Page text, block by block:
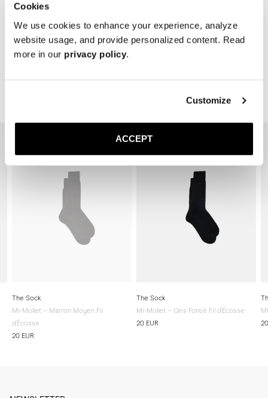
Cookies
We use cookies to enhance your experience, analyze
website usage, and provide personalized content. Read
more in our privacy policy.
Customize
ACCEPT
Related Products
The Sock
Mi-Mollet – Marron Moyen Fil
d'Écosse
20 EUR
The Sock
Mi-Mollet – Gris Foncé Fil d'Écosse
20 EUR